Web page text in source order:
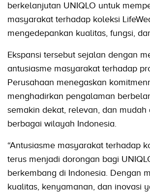
berkelanjutan UNIQLO untuk
masyarakat terhadap koleksi
mengedepankan kualitas, fungsi,
Ekspansi tersebut sejalan dengan
antusiasme masyarakat terhadap
Perusahaan menegaskan
menghadirkan pengalaman
semakin dekat, relevan, dan mudah
berbagai wilayah Indonesia.
“Antusiasme masyarakat terhadap
terus menjadi dorongan bagi
berkembang di Indonesia. Dengan
kualitas, kenyamanan, dan inovasi